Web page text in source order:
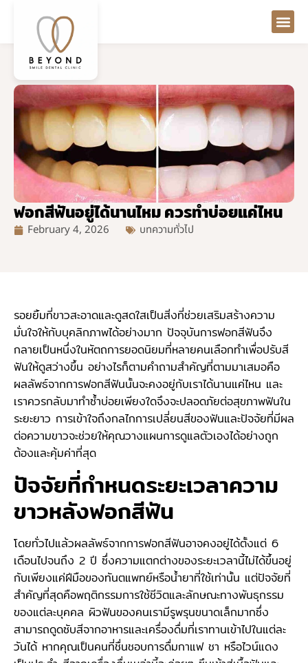
ฟอกสีฟันอยู่ได้นานไหม ควรทำบ่อยแค่ไหน
February 4, 2026 บทความทั่วไป
รอยยิ้มที่ขาวสะอาดและดูสดใสเป็นสิ่งที่ช่วยเสริมสร้างความ
มั่นใจให้กับบุคลิกภาพได้อย่างมาก ปัจจุบันการฟอกสีฟันจึง
กลายเป็นหนึ่งในหัตถการยอดนิยมที่หลายคนเลือกทำเพื่อปรับสี
ฟันให้ดูสว่างขึ้น อย่างไรก็ตามคำถามสำคัญที่ตามมาเสมอคือ
ผลลัพธ์จากการฟอกสีฟันนั้นจะคงอยู่กับเราได้นานแค่ไหน และ
เราควรกลับมาทำซ้ำบ่อยเพียงใดจึงจะปลอดภัยต่อสุขภาพฟันใน
ระยะยาว การเข้าใจถึงกลไกการเปลี่ยนสีของฟันและปัจจัยที่มีผล
ต่อความขาวจะช่วยให้คุณวางแผนการดูแลตัวเองได้อย่างถูก
ต้องและคุ้มค่าที่สุด
ปัจจัยที่กำหนดระยะเวลาความ
ขาวหลังฟอกสีฟัน
โดยทั่วไปแล้วผลลัพธ์จากการฟอกสีฟันอาจคงอยู่ได้ตั้งแต่ 6
เดือนไปจนถึง 2 ปี ซึ่งความแตกต่างของระยะเวลานี้ไม่ได้ขึ้นอยู่
กับเพียงแค่ฝีมือของทันตแพทย์หรือน้ำยาที่ใช้เท่านั้น แต่ปัจจัยที่
สำคัญที่สุดคือพฤติกรรมการใช้ชีวิตและลักษณะทางพันธุกรรม
ของแต่ละบุคคล ผิวฟันของคนเรามีรูพรุนขนาดเล็กมากซึ่ง
สามารถดูดซับสีจากอาหารและเครื่องดื่มที่เราทานเข้าไปในแต่ละ
วันได้ หากคุณเป็นคนที่ชื่นชอบการดื่มกาแฟ ชา หรือไวน์แดง